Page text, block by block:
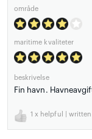
område
maritime kvaliteter
beskrivelse
Fin havn.
1 x helpful | written